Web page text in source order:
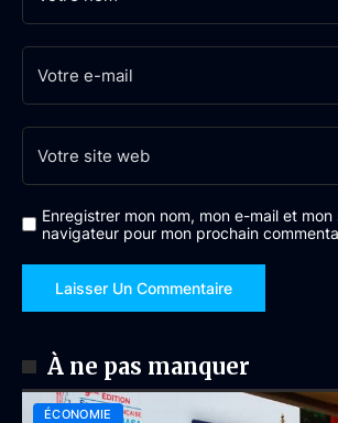
Enregistrer mon nom, mon e-mail et mon
navigateur pour mon prochain
À ne pas manquer
ÉCONOMIE